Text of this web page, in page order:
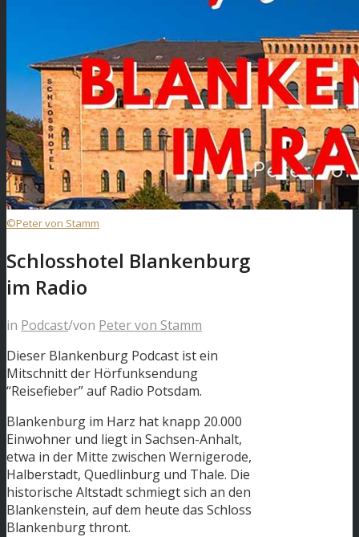
©Peter von Stamm
Schlosshotel Blankenburg
im Radio
in Podcast/von Peter von Stamm
Dieser Blankenburg Podcast ist ein
Mitschnitt der Hörfunksendung
“Reisefieber” auf Radio Potsdam.
Blankenburg im Harz hat knapp 20.000
Einwohner und liegt in Sachsen-Anhalt,
etwa in der Mitte zwischen Wernigerode,
Halberstadt, Quedlinburg und Thale. Die
historische Altstadt schmiegt sich an den
Blankenstein, auf dem heute das Schloss
Blankenburg thront.